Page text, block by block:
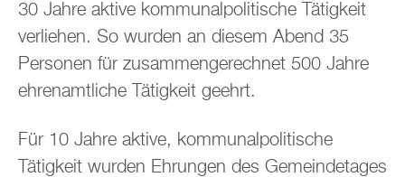
30 Jahre aktive kommunalpolitische Tätigkeit
verliehen. So wurden an diesem Abend 35
Personen für zusammengerechnet 500 Jahre
ehrenamtliche Tätigkeit geehrt.
Für 10 Jahre aktive, kommunalpolitische
Tätigkeit wurden Ehrungen des Gemeindetages